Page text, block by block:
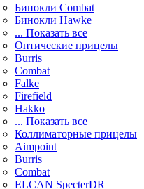
Бинокли Combat
Бинокли Hawke
... Показать все
Оптические прицелы
Burris
Combat
Falke
Firefield
Hakko
... Показать все
Коллиматорные прицелы
Aimpoint
Burris
Combat
ELCAN SpecterDR